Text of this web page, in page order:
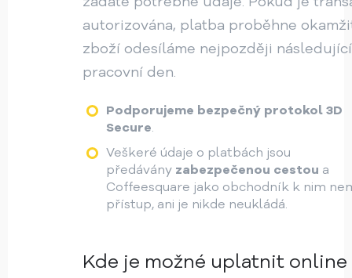
autorizována, platba proběhne
zboží odesíláme nejpozději následující
pracovní den.
Podporujeme bezpečný protokol 3D
Secure.
Veškeré údaje o platbách jsou
předávány zabezpečenou cestou a
Coffeesquare jako obchodník k nim
přístup, ani je nikde neukládá.
Kde je možné uplatnit online